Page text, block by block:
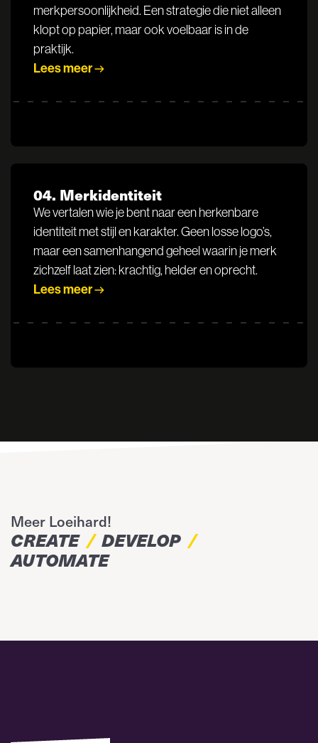
merkpersoonlijkheid. Een strategie die niet alleen
klopt op papier, maar ook voelbaar is in de
praktijk.
Lees meer
04. Merkidentiteit
We vertalen wie je bent naar een herkenbare
identiteit met stijl en karakter. Geen losse logo’s,
maar een samenhangend geheel waarin je merk
zichzelf laat zien: krachtig, helder en oprecht.
Lees meer
Meer Loeihard!
CREATE DEVELOP
AUTOMATE